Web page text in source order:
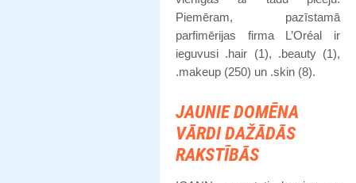
Piemēram, pazīstamā
parfimērijas firma L’Oréal ir
ieguvusi .hair (1), .beauty (1),
.makeup (250) un .skin (8).
JAUNIE DOMĒNA
VĀRDI DAŽĀDĀS
RAKSTĪBĀS